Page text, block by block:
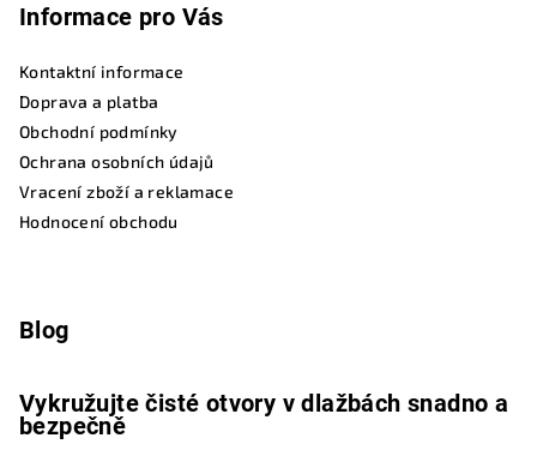
Informace pro Vás
Kontaktní informace
Doprava a platba
Obchodní podmínky
Ochrana osobních údajů
Vracení zboží a reklamace
Hodnocení obchodu
Blog
Vykružujte čisté otvory v dlažbách snadno a
bezpečně